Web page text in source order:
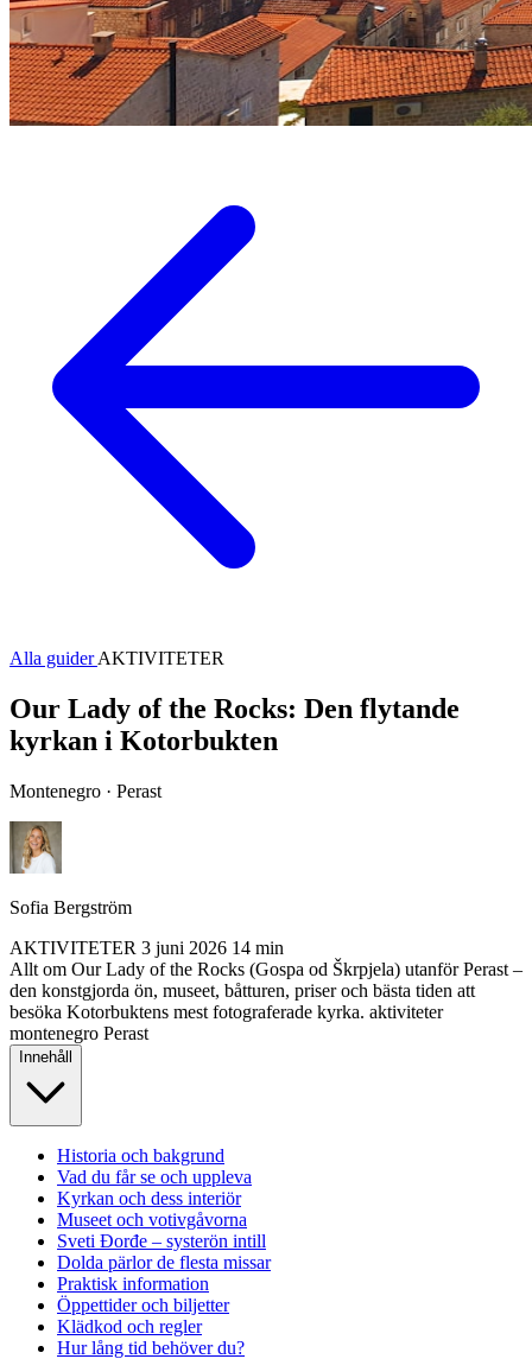
Alla guiderAKTIVITETER
Our Lady of the Rocks: Den flytande
kyrkan i Kotorbukten
Montenegro · Perast
Sofia Bergström
AKTIVITETER 3 juni 2026 14 min
Allt om Our Lady of the Rocks (Gospa od Škrpjela) utanför Perast –
den konstgjorda ön, museet, båtturen, priser och bästa tiden att
besöka Kotorbuktens mest fotograferade kyrka. aktiviteter
montenegro Perast
Innehåll
Historia och bakgrund
Vad du får se och uppleva
Kyrkan och dess interiör
Museet och votivgåvorna
Sveti Đorđe – systerön intill
Dolda pärlor de flesta missar
Praktisk information
Öppettider och biljetter
Klädkod och regler
Hur lång tid behöver du?